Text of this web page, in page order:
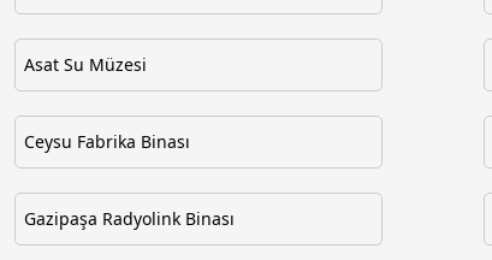
Asat Su Müzesi
Ceysu Fabrika Binası
Gazipaşa Radyolink Binası